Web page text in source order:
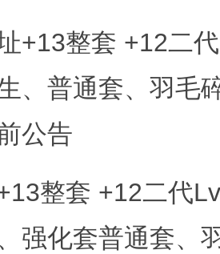
+13整套 +12二
、普通套、羽毛
公告
整套 +12二代
强化套普通套、